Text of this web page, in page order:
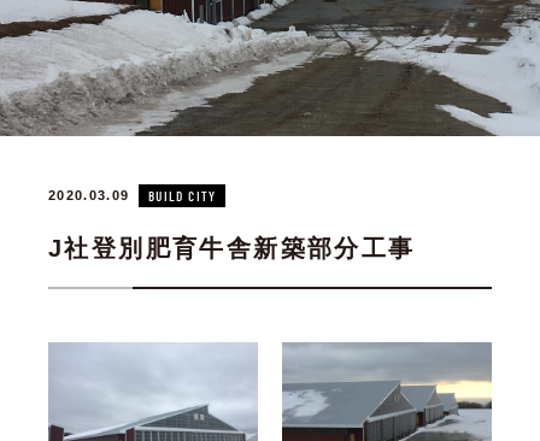
2020.03.09 BUILD CITY
J社登別肥育牛舎新築部分工事